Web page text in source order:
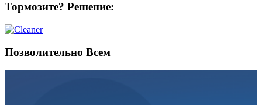
Тормозите? Решение:
Позволительно Всем